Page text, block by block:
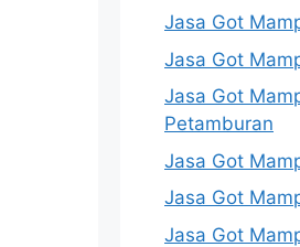
Jasa Got
Jasa Got
Jasa Got
Petamburan
Jasa Got
Jasa Got
Jasa Got